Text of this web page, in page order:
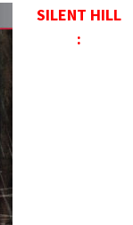
SILENT HILL
: